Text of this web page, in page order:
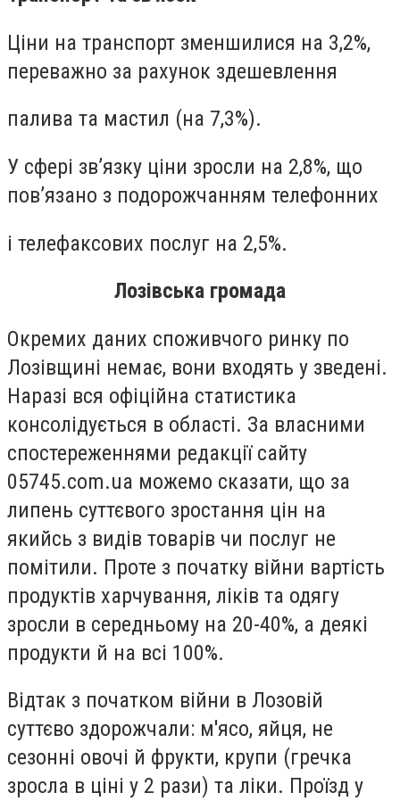
Ціни на транспорт зменшилися на 3,2%,
переважно за рахунок здешевлення
палива та мастил (на 7,3%).
У сфері зв’язку ціни зросли на 2,8%, що
пов’язано з подорожчанням телефонних
і телефаксових послуг на 2,5%.
Лозівська громада
Окремих даних споживчого ринку по
Лозівщині немає, вони входять у зведені.
Наразі вся офіційна статистика
консолідується в області. За власними
спостереженнями редакції сайту
05745.com.ua можемо сказати, що за
липень суттєвого зростання цін на
якийсь з видів товарів чи послуг не
помітили. Проте з початку війни вартість
продуктів харчування, ліків та одягу
зросли в середньому на 20-40%, а деякі
продукти й на всі 100%.
Відтак з початком війни в Лозовій
суттєво здорожчали: м'ясо, яйця, не
сезонні овочі й фрукти, крупи (гречка
зросла в ціні у 2 рази) та ліки. Проїзд у